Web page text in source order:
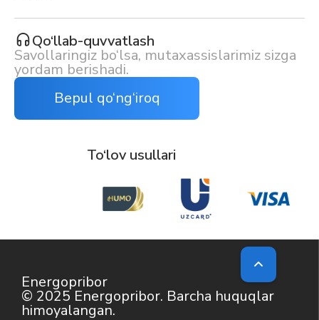
Qo‘llab-quvvatlash
Savollaringiz bo‘lsa, mutaxassislarimiz sizga
yordam berishadi.
Bepul qo‘ng‘iroq
To‘lov usullari
Energopribor
© 2025 Energopribor. Barcha huquqlar
himoyalangan.